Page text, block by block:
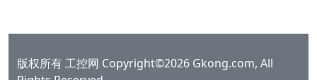
版权所有 工控网 Copyright©2026 Gkong.com, All